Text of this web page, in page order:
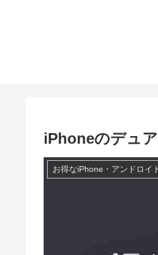
iPhoneのデュ
お得なiPhone・アンドロイ